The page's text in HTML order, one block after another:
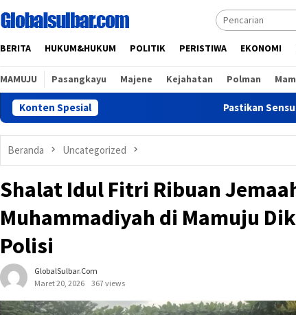
BERITA HUKUM&HUKUM POLITIK PERISTIWA EKONOMI
MAMUJU Pasangkayu Majene Kejahatan Polman
Konten Spesial Pastikan Sensus Ekonomi
Beranda Uncategorized
Shalat Idul Fitri Ribuan
Muhammadiyah di Mamuju
Polisi
GlobalSulbar.com
Maret 20, 2026
367 views